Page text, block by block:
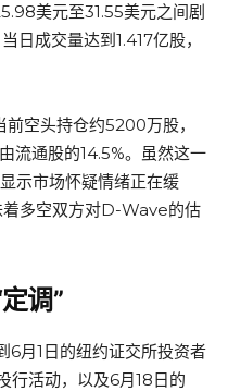
美元至31.55美元之间剧
日成交量达到1.417亿股，
空头持仓约5200万股，
流通股的14.5%。虽然这一
示市场怀疑情绪正在缓
着多空双方对D-Wave的估
调”
月1日的纽约证交所投资者
活动，以及6月18日的